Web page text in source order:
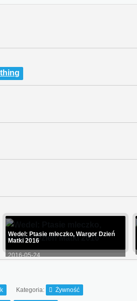
Wedel: Ptasie mleczko, Wargor Dzień
Matki 2016
2016-05-24
Kategoria: Żywność